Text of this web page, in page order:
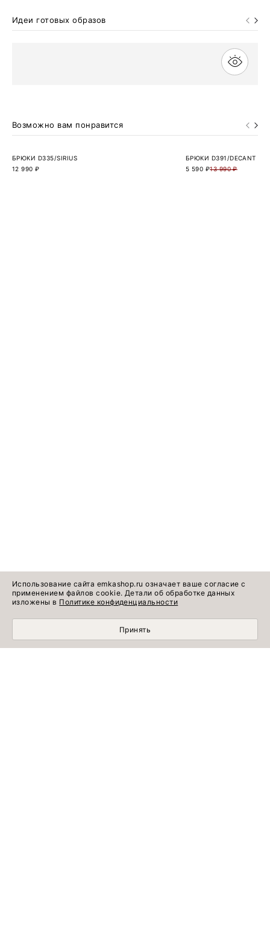
Идеи готовых образов
Возможно вам понравится
БРЮКИ D335/SIRIUS
12 990 ₽
БРЮКИ D391/DECANT
13 990 ₽
5 590 ₽
Использование сайта emkashop.ru означает ваше согласие с
применением файлов cookie. Детали об обработке данных
изложены в Политике конфиденциальности
Принять